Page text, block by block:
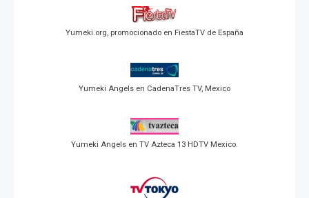
Yumeki.org, promocionado en FiestaTV de España
Yumeki Angels en CadenaTres TV, Mexico
Yumeki Angels en TV Azteca 13 HDTV Mexico.